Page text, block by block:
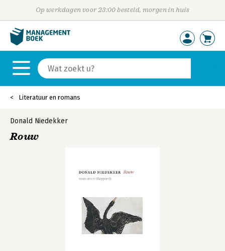
Op werkdagen voor 23:00 besteld, morgen in huis
Literatuur en romans
Donald Niedekker
Rouw